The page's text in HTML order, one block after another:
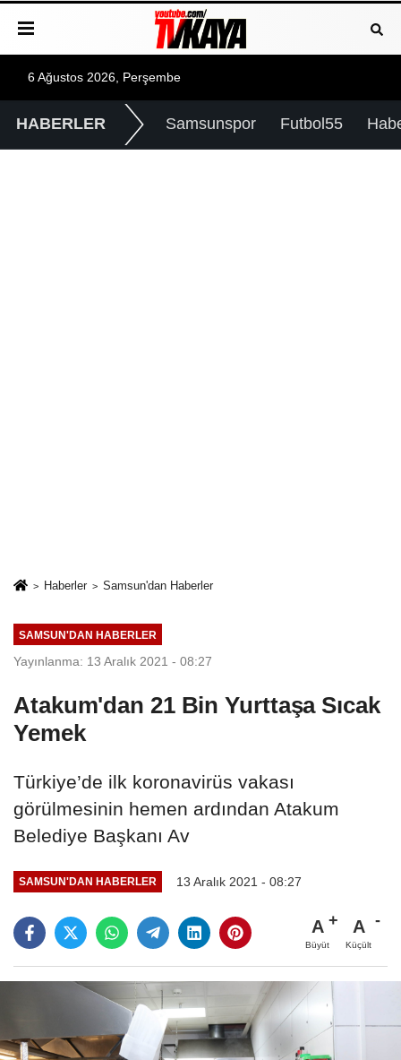
6 Ağustos 2026, Perşembe
HABERLER Samsunspor Futbol55
Haberler Samsun'dan Haberler
SAMSUN'DAN HABERLER
Yayınlanma: 13 Aralık 2021 - 08:27
Atakum'dan 21 Bin Yurttaşa Sıcak
Yemek
Türkiye’de ilk koronavirüs vakası
görülmesinin hemen ardından Atakum
Belediye Başkanı Av
SAMSUN'DAN HABERLER 13 Aralık 2021 - 08:27
A
Büyüt
A
Küçült